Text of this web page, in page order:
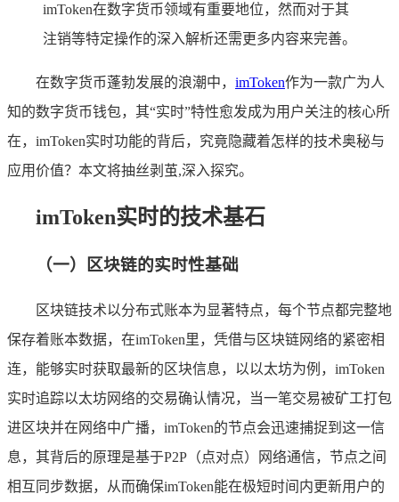
imToken在数字货币领域有重要地位，然而对于其
注销等特定操作的深入解析还需更多内容来完善。
在数字货币蓬勃发展的浪潮中， imToken作为一款广为人
知的数字货币钱包，其“实时”特性愈发成为用户关注的核心所
在，imToken实时功能的背后，究竟隐藏着怎样的技术奥秘与
应用价值？本文将抽丝剥茧,深入探究。
imToken实时的技术基石
（一）区块链的实时性基础
区块链技术以分布式账本为显著特点，每个节点都完整地
保存着账本数据，在imToken里，凭借与区块链网络的紧密相
连，能够实时获取最新的区块信息，以以太坊为例，imToken
实时追踪以太坊网络的交易确认情况，当一笔交易被矿工打包
进区块并在网络中广播，imToken的节点会迅速捕捉到这一信
息，其背后的原理是基于P2P（点对点）网络通信，节点之间
相互同步数据，从而确保imToken能在极短时间内更新用户的